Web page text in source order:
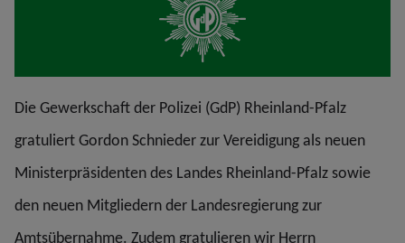
Die Gewerkschaft der Polizei (GdP) Rheinland-Pfalz
gratuliert Gordon Schnieder zur Vereidigung als neuen
Ministerpräsidenten des Landes Rheinland-Pfalz sowie
den neuen Mitgliedern der Landesregierung zur
Amtsübernahme. Zudem gratulieren wir Herrn